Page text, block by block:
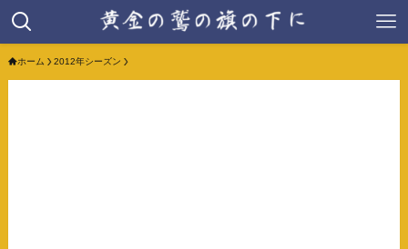
ホーム 2012年シーズン